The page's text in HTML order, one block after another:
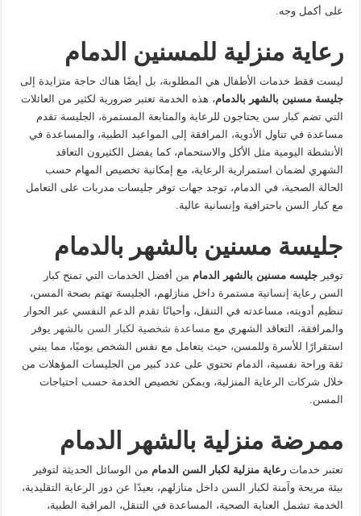
على أكمل وجه.
رعاية منزلية للمسنين الدمام
ليست فقط خدمات الأطفال هي المطلوبة، بل أيضًا هناك حاجة متزايدة إلى
جليسة مسنين بالشهر بالدمام، هذه الخدمة تعتبر ضرورية لكثير من العائلات
التي تضم كبار سن يحتاجون للرعاية والمتابعة المستمرة، الجليسة تقدم
مساعدة في تناول الأدوية، المرافقة إلى المواعيد الطبية، والمساعدة في
الأنشطة اليومية مثل الأكل والاستحمام، كما يفضل الكثيرون التعاقد
الشهري لضمان استمرارية الرعاية، مع إمكانية تخصيص المهام حسب
الحالة الصحية، في الدمام، توجد جهات توفر جليسات مدربات على التعامل
مع كبار السن باحترافية وإنسانية عالية.
جليسة مسنين بالشهر بالدمام
توفيرجليسه مسنين بالشهر الدمام من أفضل الخدمات التي تمنح كبار
السن رعاية إنسانية مستمرة داخل منازلهم، الجليسة تهتم بصحة المسن،
تنظيم أدويته، مساعدته في التنقل، وأحيانًا تقدم الدعم النفسي عبر الحوار
والمرافقة، التعاقد الشهري مع مساعدة شخصية لكبار السن بالشهر يوفر
استقرارًا للأسرة وللمسن، حيث يتعامل مع نفس الشخص يوميًا، مما يبني
ثقة وراحة نفسية، الدمام تحتوي على عدد كبير من الجليسات المؤهلات من
خلال شركات الرعاية المنزلية، ويمكن تخصيص الخدمة حسب احتياجات
المسن.
ممرضة منزلية بالشهر الدمام
تعتبر خدماترعاية منزلية لكبار السن الدمام من الوسائل الحديثة لتوفير
بيئة مريحة وآمنة لكبار السن داخل منازلهم، بعيدًا عن دور الرعاية التقليدية،
الخدمة تشمل العناية الصحية، المساعدة في التنقل، المراقبة الطبية،